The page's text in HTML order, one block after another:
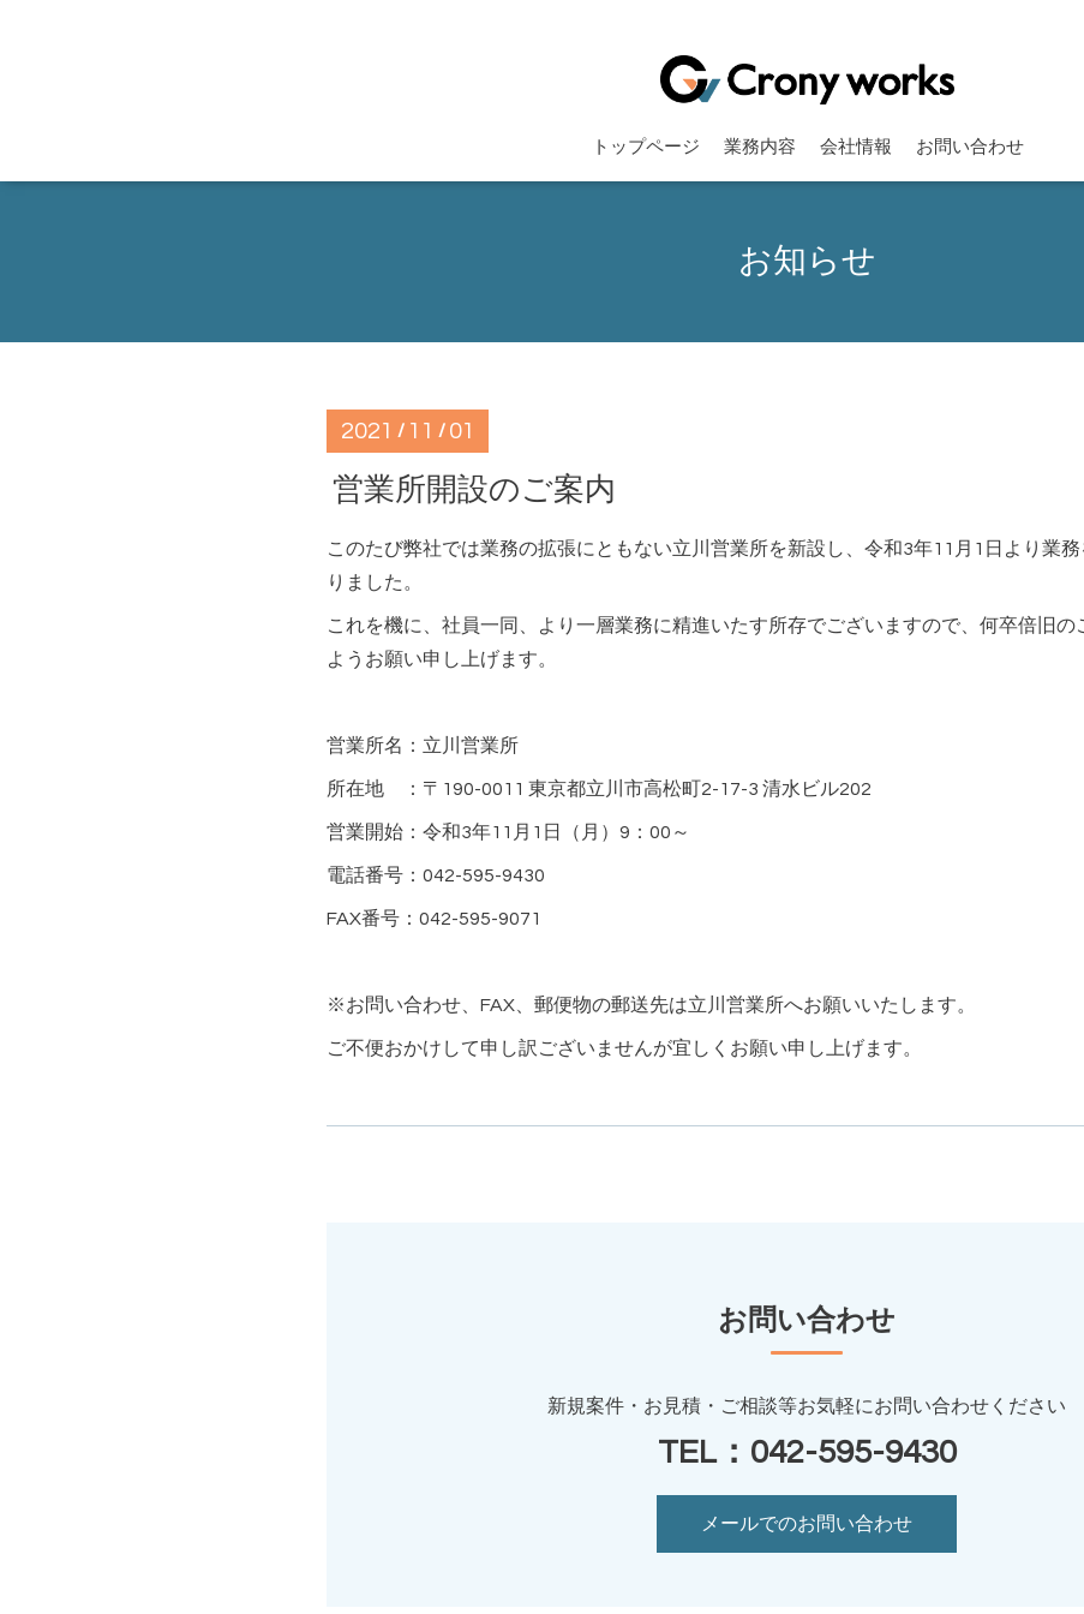
トップページ 業務内容 会社情報 お問い合わせ
お知らせ
2021 / 11 / 01
営業所開設のご案内
このたび弊社では業務の拡張にともない立川営業所を新設し、令和3年11月1日より業
りました。
これを機に、社員一同、より一層業務に精進いたす所存でございますので、何卒倍旧の
ようお願い申し上げます。
営業所名：立川営業所
所在地 ：〒190-0011 東京都立川市高松町2-17-3 清水ビル202
営業開始：令和3年11月1日（月）9：00～
電話番号：042-595-9430
FAX番号：042-595-9071
※お問い合わせ、FAX、郵便物の郵送先は立川営業所へお願いいたします。
ご不便おかけして申し訳ございませんが宜しくお願い申し上げます。
お問い合わせ
新規案件・お見積・ご相談等お気軽にお問い合わせください
TEL：042-595-9430
メールでのお問い合わせ